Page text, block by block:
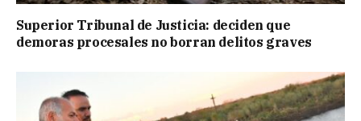
Superior Tribunal de Justicia: deciden que
demoras procesales no borran delitos graves